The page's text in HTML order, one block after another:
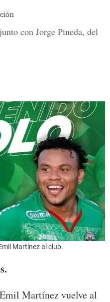
con Jorge Pineda, del
Martínez al club.
Martínez vuelve al